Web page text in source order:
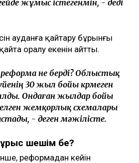
жұмыс істегенмін, - деді
ауданға қайтару бұрынғы
оралу екенін айтты.
не берді? Облыстық
30 жыл бойы көрмеген
Ондаған жылдар бойы
жемқорлық схемалары
- деген мәжілісте.
шешім бе?
реформадан кейін